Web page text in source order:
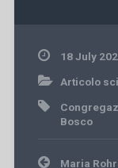
18 July
Articolo
Bosco
PostMaria